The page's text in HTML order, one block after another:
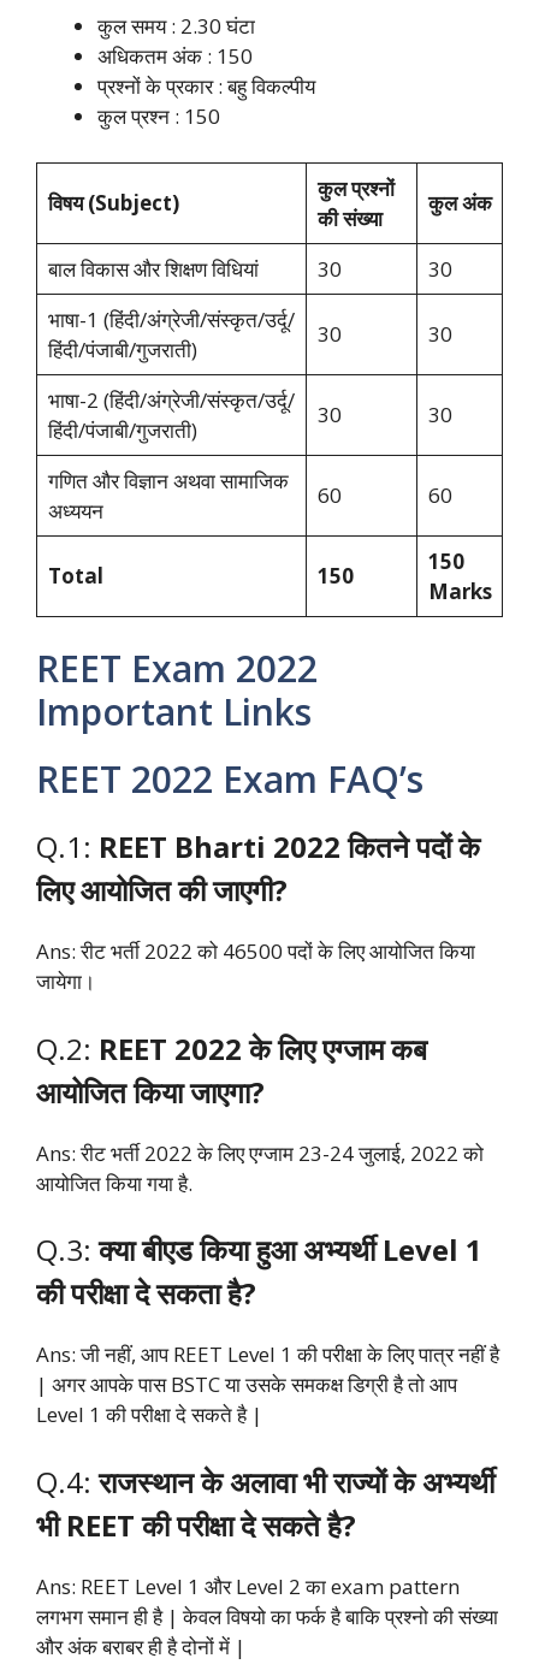
कुल समय : 2.30 घंटा
अधिकतम अंक : 150
प्रश्नों के प्रकार : बहु विकल्पीय
कुल प्रश्न : 150
विषय (Subject)
कुल प्रश्नों
की संख्या
कुल अंक
बाल विकास और शिक्षण विधियां 30
30
भाषा-1 (हिंदी/अंग्रेजी/संस्कृत/उर्दू/
हिंदी/पंजाबी/गुजराती)
30 30
भाषा-2 (हिंदी/अंग्रेजी/संस्कृत/उर्दू/
हिंदी/पंजाबी/गुजराती)
30 30
गणित और विज्ञान अथवा सामाजिक
अध्ययन
60 60
Total 150
150
Marks
REET Exam 2022
Important Links
REET 2022 Exam FAQ’s
Q.1: REET Bharti 2022 कितने पदों के
लिए आयोजित की जाएगी?
Ans: रीट भर्ती 2022 को 46500 पदों के लिए आयोजित किया
जायेगा।
Q.2: REET 2022 के लिए एग्जाम कब
आयोजित किया जाएगा?
Ans: रीट भर्ती 2022 के लिए एग्जाम 23-24 जुलाई, 2022 को
आयोजित किया गया है.
Q.3:क्या बीएड किया हुआ अभ्यर्थी Level 1
की परीक्षा दे सकता है?
Ans: जी नहीं, आप REET Level 1 की परीक्षा के लिए पात्र नहीं है
| अगर आपके पास BSTC या उसके समकक्ष डिग्री है तो आप
Level 1 की परीक्षा दे सकते है |
Q.4:राजस्थान के अलावा भी राज्यों के अभ्यर्थी
भी REET की परीक्षा दे सकते है?
Ans: REET Level 1 और Level 2 का exam pattern
लगभग समान ही है | केवल विषयो का फर्क है बाकि प्रश्नो की संख्या
और अंक बराबर ही है दोनों में |